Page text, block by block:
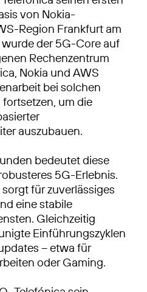
von Nokia-
Region Frankfurt am
der 5G-Core auf
Rechenzentrum
Nokia und AWS
bei solchen
um die
auszubauen.
bedeutet diese
5G-Erlebnis.
für zuverlässiges
eine stabile
Gleichzeitig
Einführungszyklen
– etwa für
oder Gaming.